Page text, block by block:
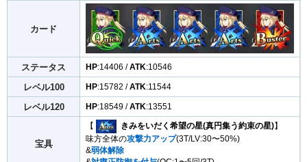
カード
ステータス HP:14406 /ATK:10546
レベル100 HP:15782 /ATK:11544
レベル120 HP:18549 /ATK:13551
宝具
【 きみをいだく希望の星(真円集う約束の星)】
味方全体の攻撃力アップ(3T/LV:30〜50%)
&弱体解除